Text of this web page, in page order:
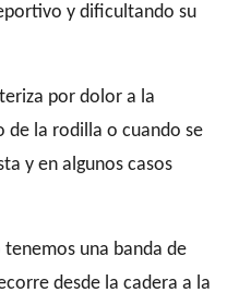
y dificultando su
por dolor a la
de la rodilla o cuando se
y en algunos casos
una banda de
desde la cadera a la